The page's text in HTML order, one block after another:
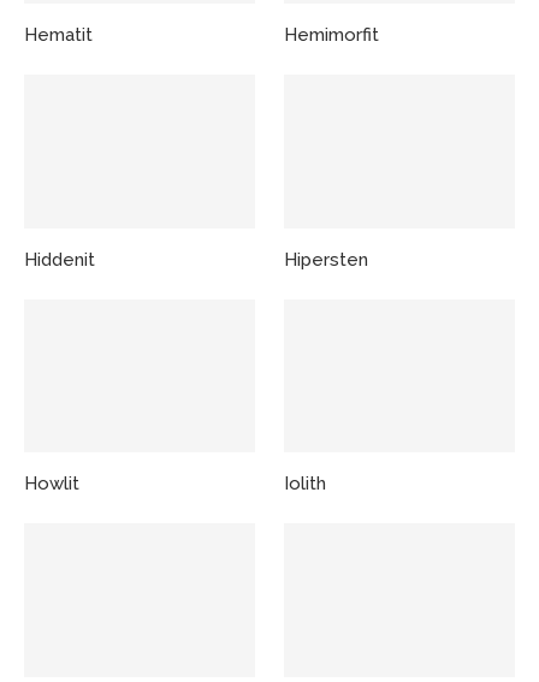
Hematit Hemimorfit
Hiddenit Hipersten
Howlit Iolith